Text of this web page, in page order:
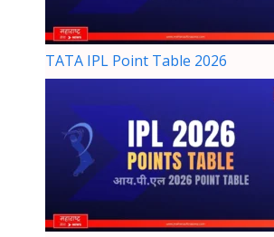
TATA IPL Point Table 2026